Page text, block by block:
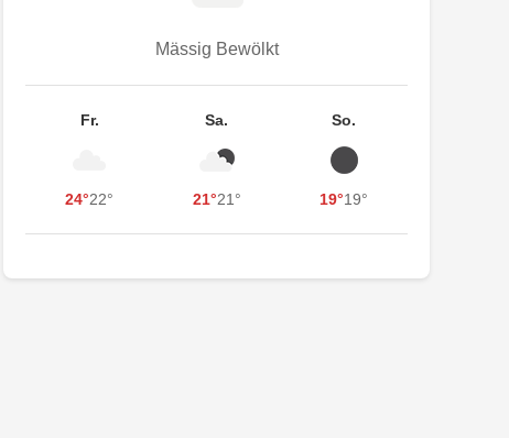
Mässig Bewölkt
Fr.
24°22°
Sa.
21°21°
So.
19°19°